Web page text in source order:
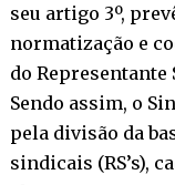
seu artigo 3º,
normatização e
do Representante
Sendo assim, o
pela divisão da
sindicais (RS’s),